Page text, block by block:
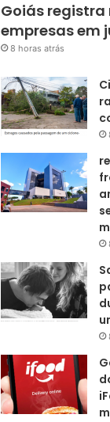
Goiás registra
empresas em
8 horas atrás